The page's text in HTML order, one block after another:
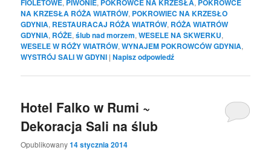
FIOLETOWE, PIWONIE, POKROWCE NA KRZESŁA, POKROWCE
NA KRZESŁA RÓŻA WIATRÓW, POKROWIEC NA KRZESŁO
GDYNIA, RESTAURACAJ RÓŻA WIATRÓW, RÓŻA WIATRÓW
GDYNIA, RÓŻE,ślub nad morzem,WESELE NA SKWERKU,
WESELE W RÓŻY WIATRÓW,WYNAJEM POKROWCÓW GDYNIA,
WYSTRÓJ SALI W GDYNI |Napisz odpowiedź
Hotel Falko w Rumi ~
Dekoracja Sali na ślub
Opublikowany14 stycznia 2014